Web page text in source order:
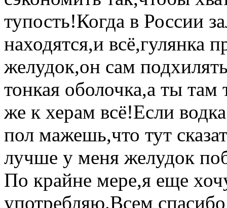
тупость!Когда в России
находятся,и всё,гулянка
желудок,он сам
тонкая оболочка,а ты там
же к херам всё!Если
пол мажешь,что тут
лучше у меня желудок
По крайне мере,я еще
употребляю.Всем